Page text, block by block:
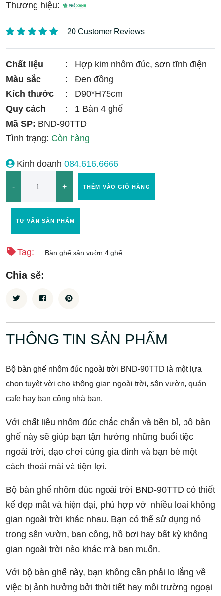
Thương hiệu:
20 Customer Reviews
Chất liệu :
Hợp kim nhôm đúc, sơn tĩnh điện
Màu sắc
:
Đen đồng
Kích thước
:
D90*H75cm
Quy cách
:
1 Bàn 4 ghế
Mã SP: BND-90TTD
Tình trạng: Còn hàng
Kinh doanh 084.616.6666
- + THÊM VÀO GIỎ HÀNG
TƯ VẤN SẢN PHẨM
Tag: Bàn ghế sân vườn 4 ghế
Chia sẽ:
THÔNG TIN SẢN PHẨM
Bộ bàn ghế nhôm đúc ngoài trời BND-90TTD là một lựa
chọn tuyệt vời cho không gian ngoài trời, sân vườn, quán
cafe hay ban công nhà bạn.
Với chất liệu nhôm đúc chắc chắn và bền bỉ, bộ bàn
ghế này sẽ giúp bạn tận hưởng những buổi tiệc
ngoài trời, dạo chơi cùng gia đình và bạn bè một
cách thoải mái và tiện lợi.
Bộ bàn ghế nhôm đúc ngoài trời BND-90TTD có thiết
kế đẹp mắt và hiện đại, phù hợp với nhiều loại không
gian ngoài trời khác nhau. Bạn có thể sử dụng nó
trong sân vườn, ban công, hồ bơi hay bất kỳ không
gian ngoài trời nào khác mà bạn muốn.
Với bộ bàn ghế này, bạn không cần phải lo lắng về
việc bị ảnh hưởng bởi thời tiết hay môi trường ngoại